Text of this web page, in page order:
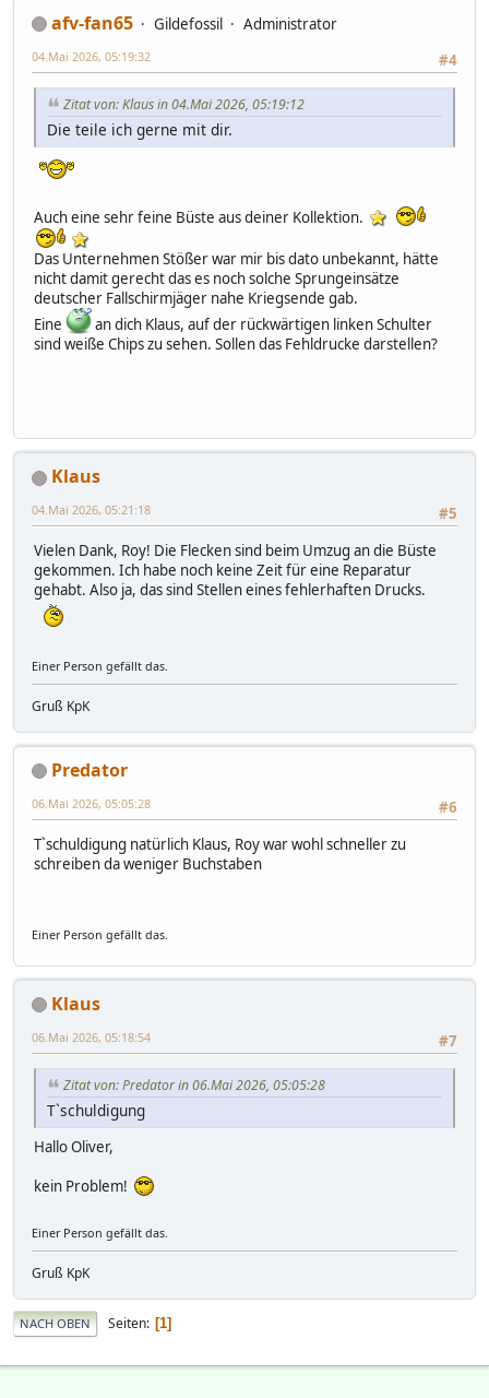
afv-fan65 Gildefossil
Administrator
#4
04.Mai 2026, 05:19:32
Zitat von: Klaus in 04.Mai 2026, 05:19:12
Die teile ich gerne mit dir.
Auch eine sehr feine Büste aus deiner Kollektion.
Das Unternehmen Stößer war mir bis dato unbekannt, hätte
nicht damit gerecht das es noch solche Sprungeinsätze
deutscher Fallschirmjäger nahe Kriegsende gab.
Eine
an dich Klaus, auf der rückwärtigen linken Schulter
sind weiße Chips zu sehen. Sollen das Fehldrucke darstellen?
Klaus
#5
04.Mai 2026, 05:21:18
Vielen Dank, Roy! Die Flecken sind beim Umzug an die Büste
gekommen. Ich habe noch keine Zeit für eine Reparatur
gehabt. Also ja, das sind Stellen eines fehlerhaften Drucks.
Einer Person gefällt das.
Gruß KpK
Predator
#6
06.Mai 2026, 05:05:28
T`schuldigung natürlich Klaus, Roy war wohl schneller zu
schreiben da weniger Buchstaben
Einer Person gefällt das.
Klaus
#7
06.Mai 2026, 05:18:54
Zitat von: Predator in 06.Mai 2026, 05:05:28
T`schuldigung
Hallo Oliver,
kein Problem!
Einer Person gefällt das.
Gruß KpK
NACH OBEN Seiten 1